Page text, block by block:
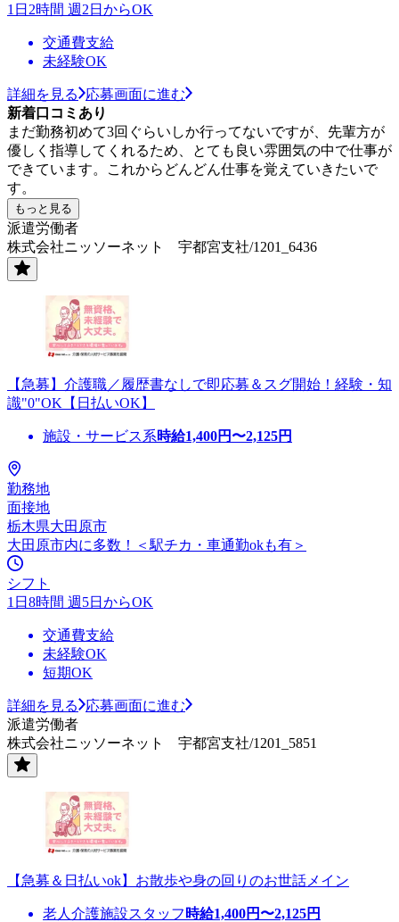
1日2時間 週2日からOK
交通費支給
未経験OK
詳細を見る
応募画面に進む
新着口コミあり
まだ勤務初めて3回ぐらいしか行ってないですが、先輩方が
優しく指導してくれるため、とても良い雰囲気の中で仕事が
できています。これからどんどん仕事を覚えていきたいで
す。
もっと見る
派遣労働者
株式会社ニッソーネット 宇都宮支社/1201_6436
【急募】介護職／履歴書なしで即応募＆スグ開始！経験・知
識"0"OK【日払いOK】
施設・サービス系時給1,400円〜2,125円
勤務地
面接地
栃木県大田原市
大田原市内に多数！＜駅チカ・車通勤okも有＞
シフト
1日8時間 週5日からOK
交通費支給
未経験OK
短期OK
詳細を見る
応募画面に進む
派遣労働者
株式会社ニッソーネット 宇都宮支社/1201_5851
【急募＆日払いok】お散歩や身の回りのお世話メイン
老人介護施設スタッフ 時給1,400円〜2,125円